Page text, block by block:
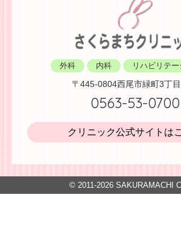
外科 内科 リハビリテ
〒445-0804西尾市緑町3丁
0563-53-0700
クリニック公式サイトは
© 2011-2026SAKURAMACHI